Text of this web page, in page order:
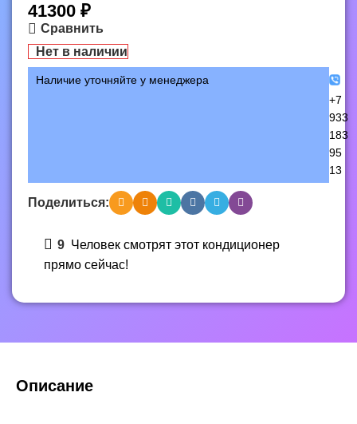
41300 ₽
Сравнить
Нет в наличии
Наличие уточняйте у менеджера
+7
933
183
95
13
Поделиться:
9 Человек смотрят этот кондиционер
прямо сейчас!
Описание